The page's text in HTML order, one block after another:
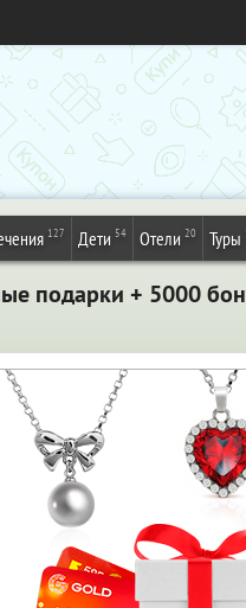
127 Дети 54 Отели 20 Туры
подарки + 5000